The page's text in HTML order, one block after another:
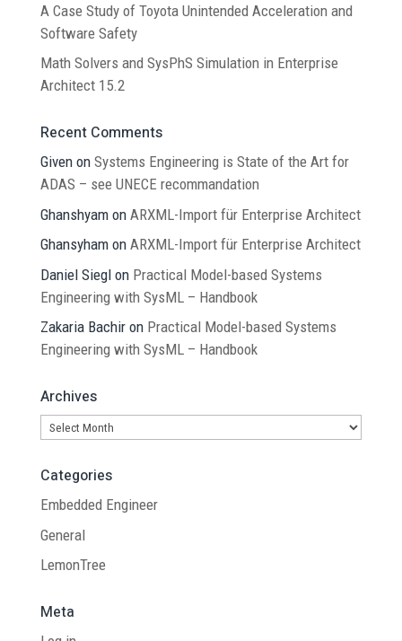
A Case Study of Toyota Unintended Acceleration and
Software Safety
Math Solvers and SysPhS Simulation in Enterprise
Architect 15.2
Recent Comments
Givenon Systems Engineering is State of the Art for
ADAS – see UNECE recommandation
Ghanshyamon ARXML-Import für Enterprise Architect
Ghansyhamon ARXML-Import für Enterprise Architect
Daniel Sieglon Practical Model-based Systems
Engineering with SysML – Handbook
Zakaria Bachiron Practical Model-based Systems
Engineering with SysML – Handbook
Archives
Archives
Categories
Embedded Engineer
General
LemonTree
Meta